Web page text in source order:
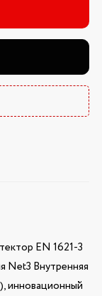
EN 1621-3
Net3 Внутренняя
инновационный